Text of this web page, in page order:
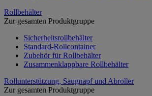
Rollbehälter
Zur gesamten Produktgruppe
Sicherheitsrollbehälter
Standard-Rollcontainer
Zubehör für Rollbehälter
Zusammenklappbare Rollbehälter
Rollunterstützung, Saugnapf und Abroller
Zur gesamten Produktgruppe